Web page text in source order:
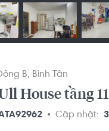
B Bình Tân
House tầng
Cập nhật: